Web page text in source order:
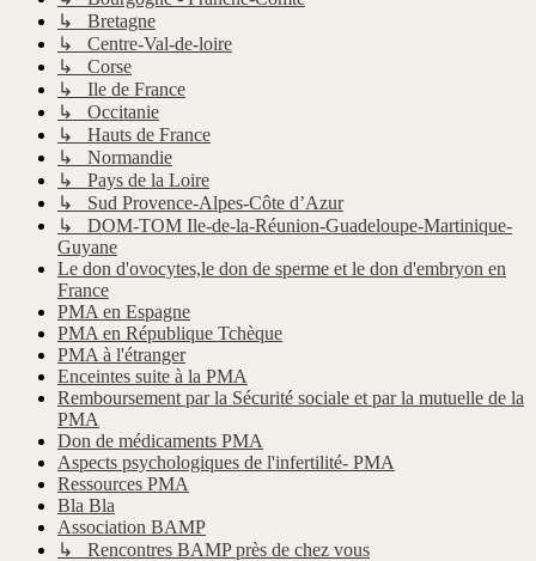
↳ Bretagne
↳ Centre-Val-de-loire
↳ Corse
↳ Ile de France
↳ Occitanie
↳ Hauts de France
↳ Normandie
↳ Pays de la Loire
↳ Sud Provence-Alpes-Côte d’Azur
↳ DOM-TOM Ile-de-la-Réunion-Guadeloupe-Martinique-
Guyane
Le don d'ovocytes,le don de sperme et le don d'embryon en
France
PMA en Espagne
PMA en République Tchèque
PMA à l'étranger
Enceintes suite à la PMA
Remboursement par la Sécurité sociale et par la mutuelle de la
PMA
Don de médicaments PMA
Aspects psychologiques de l'infertilité- PMA
Ressources PMA
Bla Bla
Association BAMP
↳ Rencontres BAMP près de chez vous